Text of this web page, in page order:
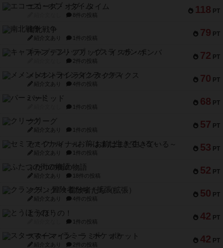
118 PT
エコーズ・オブ・タイム
8件の投稿
79 PT
南北戦争
紹介文あり 1件の投稿
72 PT
キャプテン・フリップ：イスラ・ボンバ
2件の投稿
70 PT
メメントオンラインタクティクス
紹介文あり 4件の投稿
68 PT
パーミッド
1件の投稿
57 PT
クリーグ
紹介文あり 1件の投稿
53 PT
セミファイナル ～お前はまだ生きている～
紹介文あり 1件の投稿
52 PT
ふたつの街の物語
紹介文あり 18件の投稿
50 PT
クランク! ：冒険者たち（拡張）
紹介文あり 4件の投稿
42 PT
とうほうの！
1件の投稿
42 PT
スターマイン・ラミー ポケット
紹介文あり 2件の投稿